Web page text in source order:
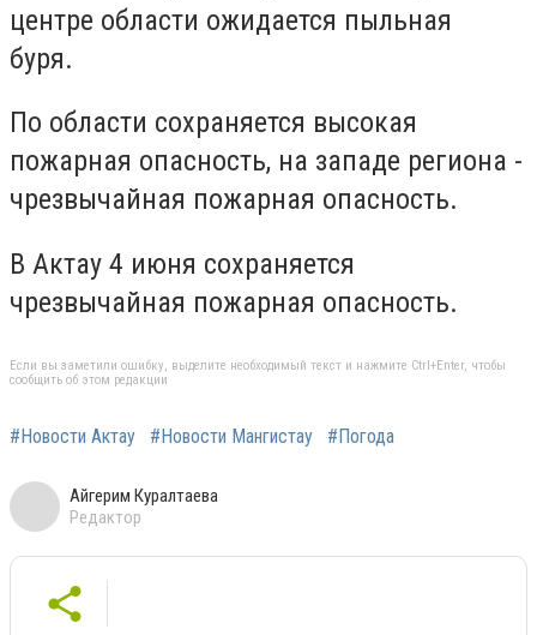
центре области ожидается пыльная
буря.
По области сохраняется высокая
пожарная опасность, на западе региона -
чрезвычайная пожарная опасность.
В Актау 4 июня сохраняется
чрезвычайная пожарная опасность.
Если вы заметили ошибку, выделите необходимый текст и нажмите Ctrl+Enter, чтобы
сообщить об этом редакции
#Новости Актау #Новости Мангистау #Погода
Айгерим Куралтаева
Редактор